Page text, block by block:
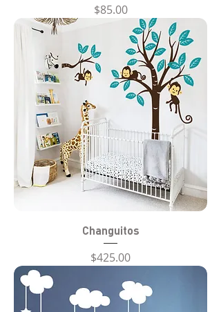
Precio
$85.00
Changuitos
Precio
$425.00